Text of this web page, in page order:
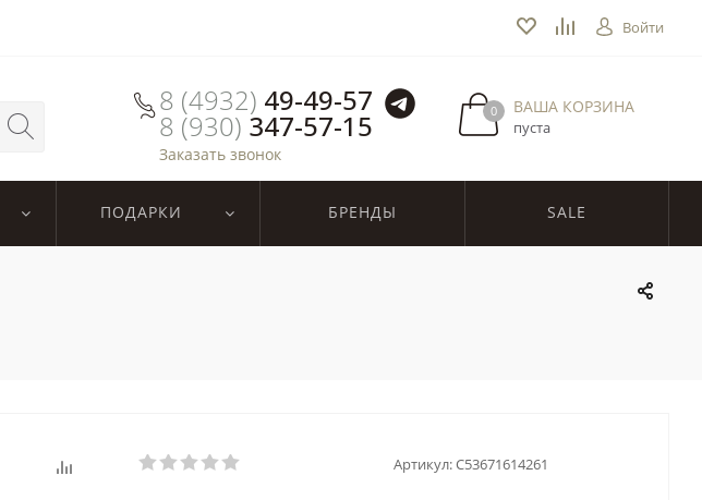
Войти
8 (4932) 49-49-57
8 (930) 347-57-15
Заказать звонок
ВАША КОРЗИНА
пуста
0
ПОДАРКИ БРЕНДЫ SALE
Артикул:C53671614261